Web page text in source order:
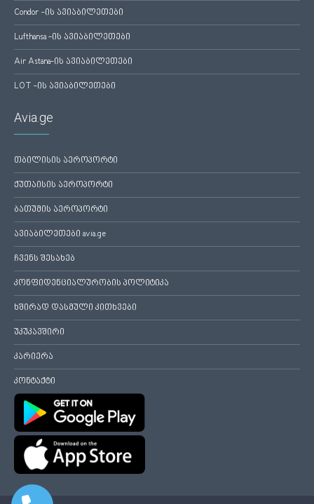
Condor -ის ავიაბილეთები
Lufthansa -ის ავიაბილეთები
Air Astana-ის ავიაბილეთები
LOT -ის ავიაბილეთები
Avia.ge
თბილისის აეროპორტი
ქუთაისის აეროპორტი
ბათუმის აეროპორტი
ავიაბილეთები avia.ge
ჩვენს შესახებ
კონფიდენციალურობის პოლიტიკა
ხშირად დასმული კითხვები
უკუკავშირი
კარიერა
კონტაქტი